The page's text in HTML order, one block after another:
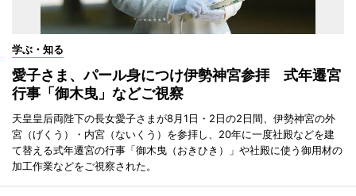
学ぶ・知る
愛子さま、パール身につけ伊勢神宮参拝 式年遷宮
行事「御木曳」などご視察
天皇皇后両陛下の長女愛子さまが8月1日・2日の2日間、伊勢神宮の外
宮（げくう）・内宮（ないくう）を参拝し、20年に一度社殿などを建
て替える式年遷宮の行事「御木曳（おきひき）」や社殿に使う御用材の
加工作業などをご視察された。